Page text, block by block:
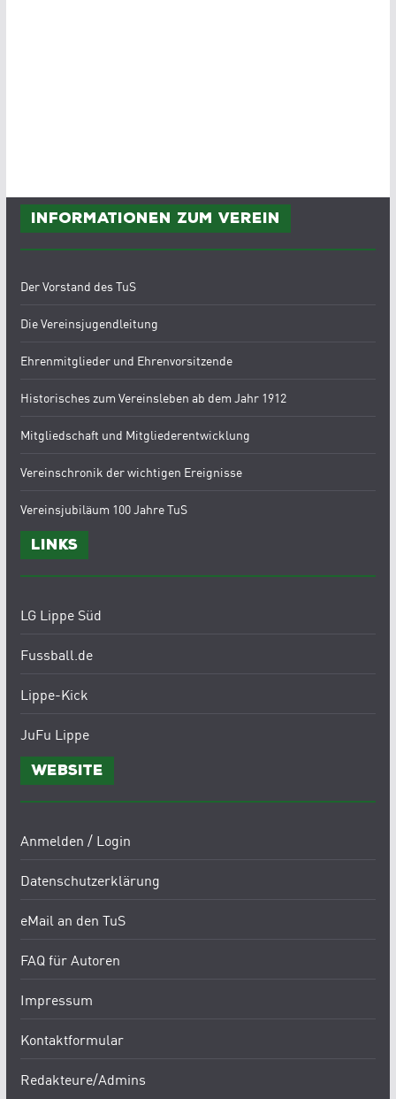
Informationen zum Verein
Der Vorstand des TuS
Die Vereinsjugendleitung
Ehrenmitglieder und Ehrenvorsitzende
Historisches zum Vereinsleben ab dem Jahr 1912
Mitgliedschaft und Mitgliederentwicklung
Vereinschronik der wichtigen Ereignisse
Vereinsjubiläum 100 Jahre TuS
Links
LG Lippe Süd
Fussball.de
Lippe-Kick
JuFu Lippe
Website
Anmelden / Login
Datenschutzerklärung
eMail an den TuS
FAQ für Autoren
Impressum
Kontaktformular
Redakteure/Admins